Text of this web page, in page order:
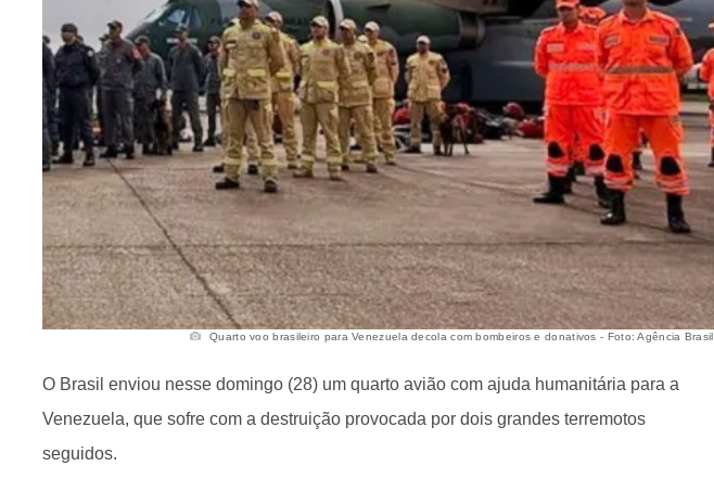
Quarto voo brasileiro para Venezuela decola com bombeiros e donativos - Foto: Agência Brasil
O Brasil enviou nesse domingo (28) um quarto avião com ajuda humanitária para a
Venezuela, que sofre com a destruição provocada por dois grandes terremotos
seguidos.